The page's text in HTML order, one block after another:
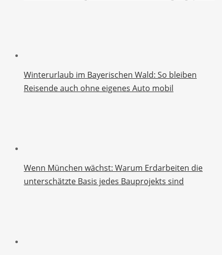
Winterurlaub im Bayerischen Wald: So bleiben
Reisende auch ohne eigenes Auto mobil
Wenn München wächst: Warum Erdarbeiten die
unterschätzte Basis jedes Bauprojekts sind